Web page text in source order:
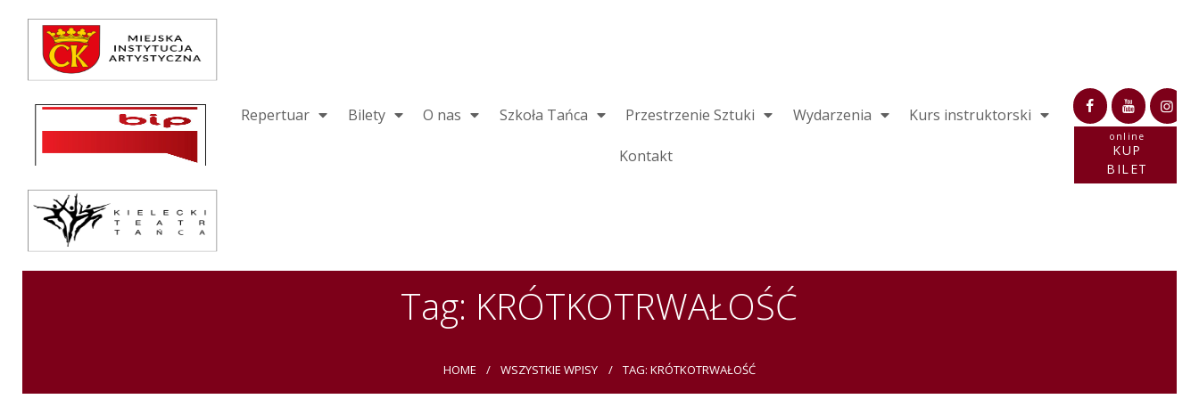
Repertuar Bilety O nas Szkoła Tańca Przestrzenie Sztuki Wydarzenia Kurs instruktorski
Kontakt
online
KUP
BILET
Tag: KRÓTKOTRWAŁOŚĆ
HOME WSZYSTKIE WPISY TAG: KRÓTKOTRWAŁOŚĆ
Repertuar
Teatr / Zespół
Szkoła
Przestrzenie Sztuki
Warsztaty
Festiwal